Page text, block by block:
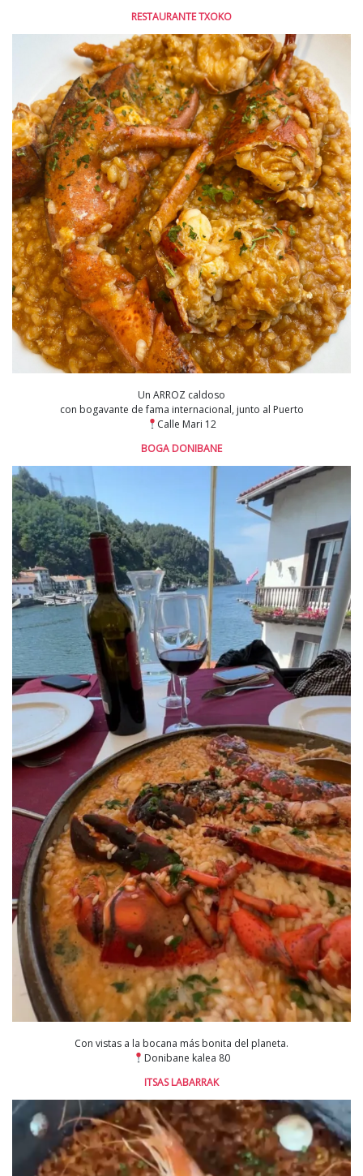
RESTAURANTE TXOKO
Un ARROZ caldoso
con bogavante de fama internacional, junto al Puerto
Calle Mari 12
BOGA DONIBANE
Con vistas a la bocana más bonita del planeta.
Donibane kalea 80
ITSAS LABARRAK